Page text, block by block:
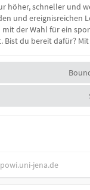
höher, schneller und
und ereignisreichen
der Wahl für ein
Bist du bereit dafür?
jena.de